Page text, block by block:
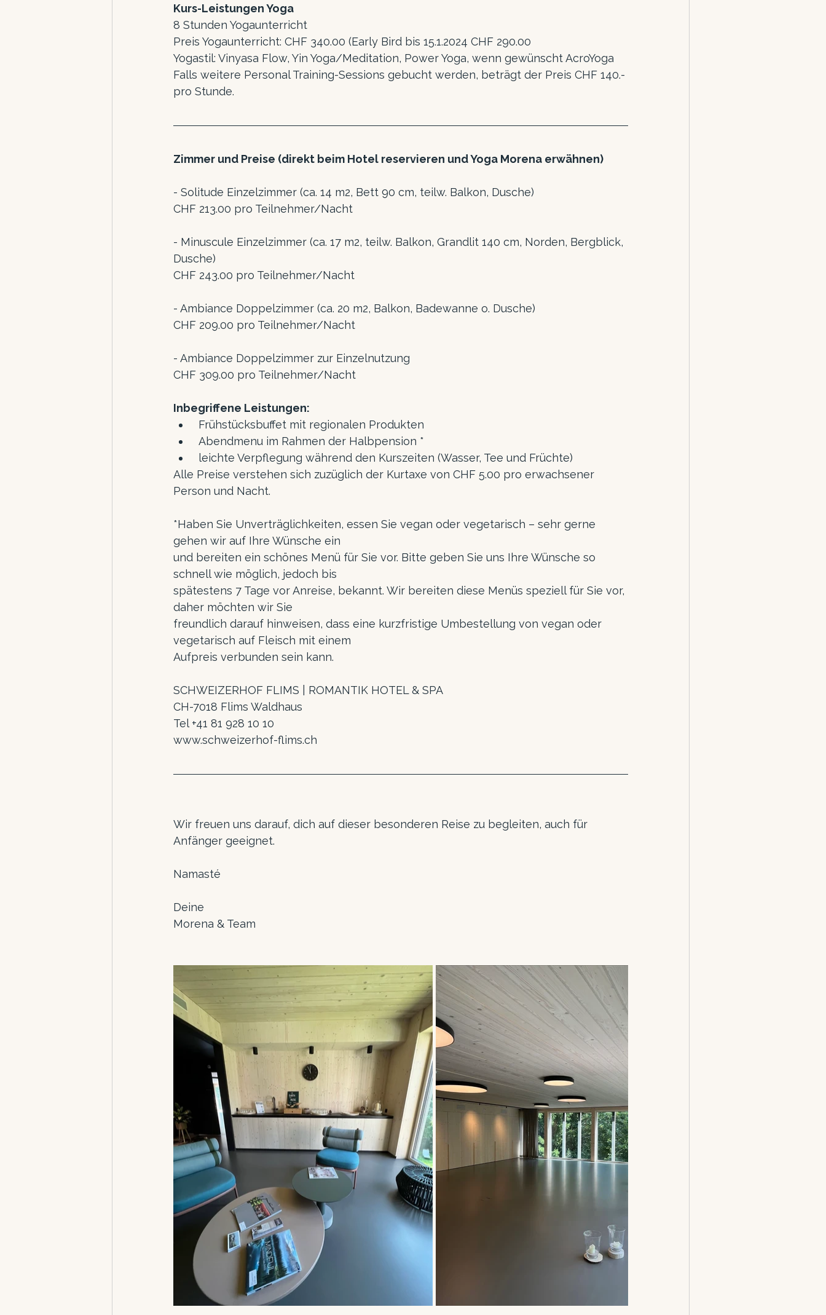
Kurs-Leistungen Yoga
8 Stunden Yogaunterricht
Preis Yogaunterricht: CHF 340.00 (Early Bird bis 15.1.2024 CHF 290.00
Yogastil: Vinyasa Flow, Yin Yoga/Meditation, Power Yoga, wenn gewünscht AcroYoga
Falls weitere Personal Training-Sessions gebucht werden, beträgt der Preis CHF 140.-
pro Stunde.
Zimmer und Preise (direkt beim Hotel reservieren und Yoga Morena erwähnen)
- Solitude Einzelzimmer (ca. 14 m2, Bett 90 cm, teilw. Balkon, Dusche)
CHF 213.00 pro Teilnehmer/Nacht
- Minuscule Einzelzimmer (ca. 17 m2, teilw. Balkon, Grandlit 140 cm, Norden, Bergblick,
Dusche)
CHF 243.00 pro Teilnehmer/Nacht
- Ambiance Doppelzimmer (ca. 20 m2, Balkon, Badewanne o. Dusche)
CHF 209.00 pro Teilnehmer/Nacht
- Ambiance Doppelzimmer zur Einzelnutzung
CHF 309.00 pro Teilnehmer/Nacht
Inbegriffene Leistungen:
Frühstücksbuffet mit regionalen Produkten
Abendmenu im Rahmen der Halbpension *
leichte Verpflegung während den Kurszeiten (Wasser, Tee und Früchte)
Alle Preise verstehen sich zuzüglich der Kurtaxe von CHF 5.00 pro erwachsener
Person und Nacht.
*Haben Sie Unverträglichkeiten, essen Sie vegan oder vegetarisch – sehr gerne
gehen wir auf Ihre Wünsche ein
und bereiten ein schönes Menü für Sie vor. Bitte geben Sie uns Ihre Wünsche so
schnell wie möglich, jedoch bis
spätestens 7 Tage vor Anreise, bekannt. Wir bereiten diese Menüs speziell für Sie vor,
daher möchten wir Sie
freundlich darauf hinweisen, dass eine kurzfristige Umbestellung von vegan oder
vegetarisch auf Fleisch mit einem
Aufpreis verbunden sein kann.
SCHWEIZERHOF FLIMS | ROMANTIK HOTEL & SPA
CH-7018 Flims Waldhaus
Tel +41 81 928 10 10
www.schweizerhof-flims.ch
Wir freuen uns darauf, dich auf dieser besonderen Reise zu begleiten, auch für
Anfänger geeignet.
Namasté
Deine
Morena & Team